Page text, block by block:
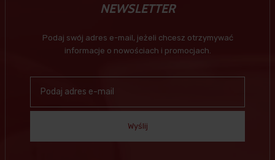
NEWSLETTER
Podaj swój adres e-mail, jeżeli chcesz otrzymywać
informacje o nowościach i promocjach.
Wyślij